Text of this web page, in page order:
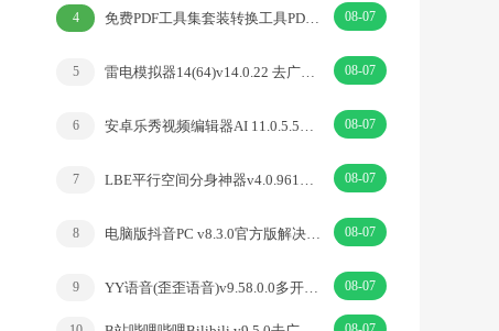
4 免费PDF工具集套装转换工具PDFgear v2.1.18 08-07
5 雷电模拟器14(64)v14.0.22 去广告绿色纯净版 08-07
6 安卓乐秀视频编辑器AI 11.0.5.5去广告解锁VIP版 08-07
7 LBE平行空间分身神器v4.0.9612解锁vip专业版 08-07
8 电脑版抖音PC v8.3.0官方版解决网页切换烦恼 08-07
9 YY语音(歪歪语音)v9.58.0.0多开去广告绿色版 08-07